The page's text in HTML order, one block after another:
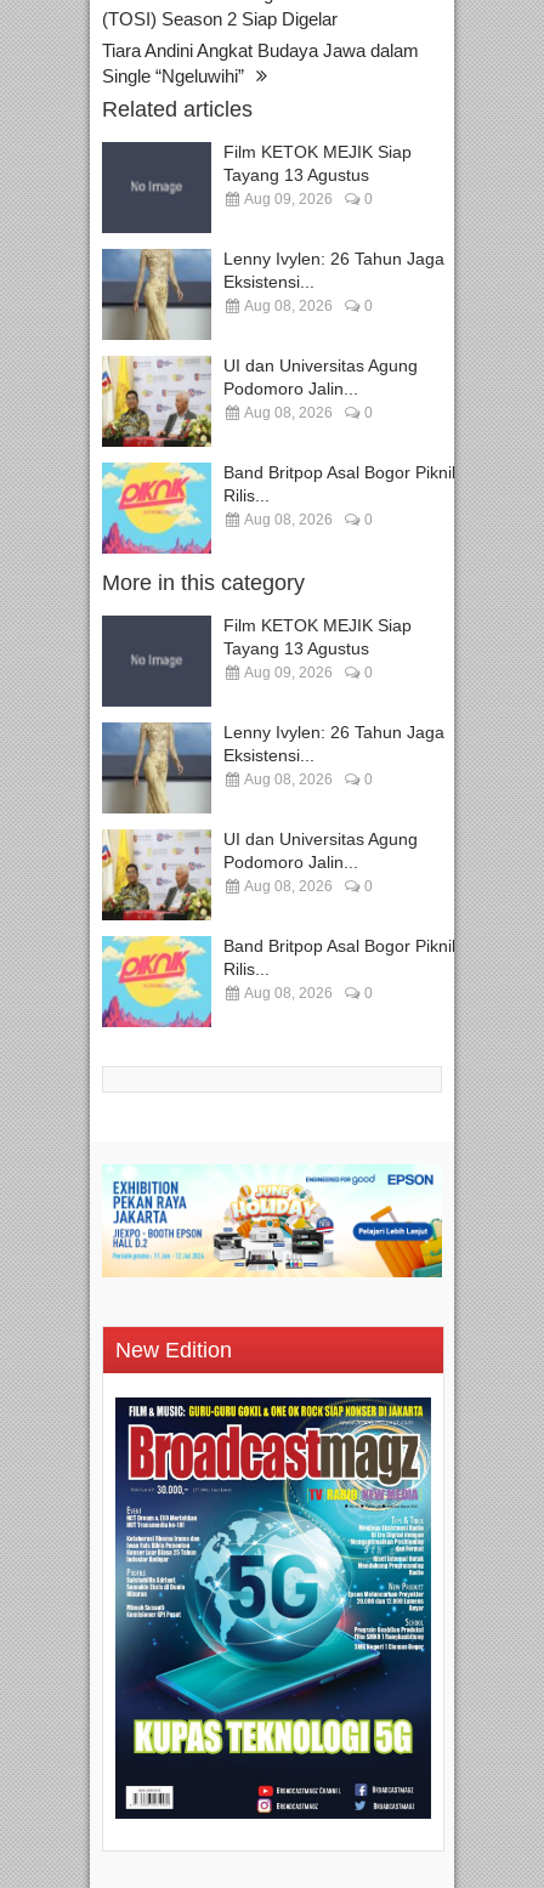
(TOSI) Season 2 Siap Digelar
Tiara Andini Angkat Budaya Jawa dalam
Single “Ngeluwihi”
Related articles
Film KETOK MEJIK Siap
Tayang 13 Agustus
Aug 09, 2026 0
Lenny Ivylen: 26 Tahun Jaga
Eksistensi...
Aug 08, 2026 0
UI dan Universitas Agung
Podomoro Jalin...
Aug 08, 2026 0
Band Britpop Asal Bogor Piknik
Rilis...
Aug 08, 2026 0
More in this category
Film KETOK MEJIK Siap
Tayang 13 Agustus
Aug 09, 2026 0
Lenny Ivylen: 26 Tahun Jaga
Eksistensi...
Aug 08, 2026 0
UI dan Universitas Agung
Podomoro Jalin...
Aug 08, 2026 0
Band Britpop Asal Bogor Piknik
Rilis...
Aug 08, 2026 0
New Edition